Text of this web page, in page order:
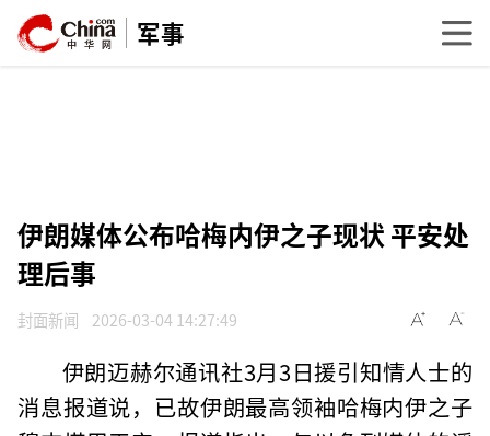
军事
伊朗媒体公布哈梅内伊之子现状 平安处
理后事
封面新闻 2026-03-04 14:27:49
伊朗迈赫尔通讯社3月3日援引知情人士的
消息报道说，已故伊朗最高领袖哈梅内伊之子